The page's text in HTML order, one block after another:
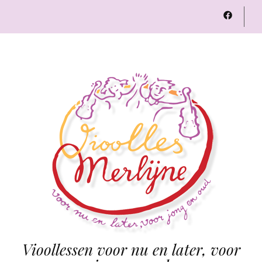
Vioollessen voor nu en later, voor